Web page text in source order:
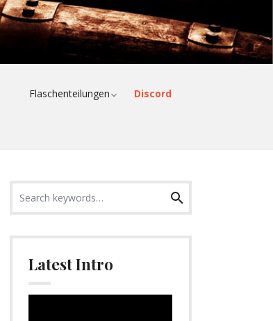
Flaschenteilungen
Toggle
child
Discord
for:
Search
Latest Intro